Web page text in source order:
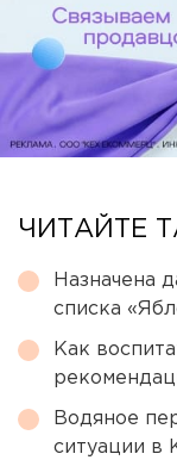
ЧИТАЙТЕ
Назначена
списка
Как
Водяное
ситуации в